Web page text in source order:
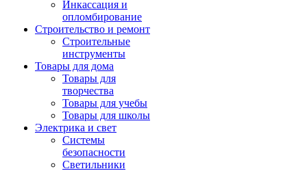
Инкассация и
опломбирование
Строительство и ремонт
Строительные
инструменты
Товары для дома
Товары для
творчества
Товары для учебы
Товары для школы
Электрика и свет
Системы
безопасности
Светильники